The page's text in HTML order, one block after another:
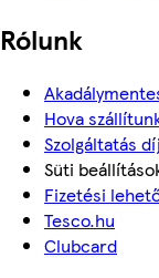
Rólunk
Hova
Szolgáltatás
Süti
Fizetési
Tesco.hu
Clubcard